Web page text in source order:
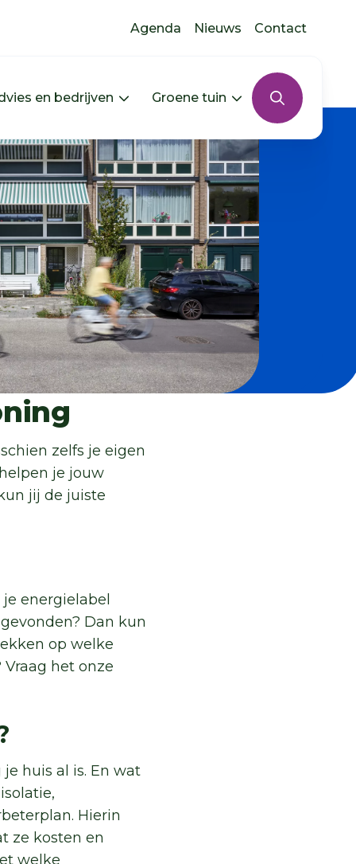
Agenda Nieuws Contact
uitklappen
jouw buurt uitklappen
en bedrijven Menu Advies en bedrijven
Groene tuin Menu Groene
zelfs je eigen
je jouw
jij de juiste
energielabel
Dan kun
op welke
het onze
huis al is. En wat
Hierin
ze kosten en
welke